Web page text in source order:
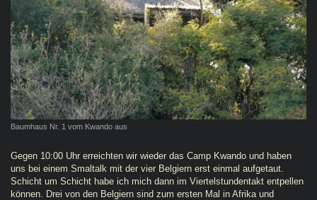
Baumhaus Nr. 1 vom Kwando aus
Gegen 10:00 Uhr erreichten wir wieder das Camp Kwando und haben
uns bei einem Smaltalk mit der vier Belgiern erst einmal aufgetaut.
Schicht um Schicht habe ich mich dann im Viertelstundentakt entpellen
können. Drei von den Belgiern sind zum ersten Mal in Afrika und